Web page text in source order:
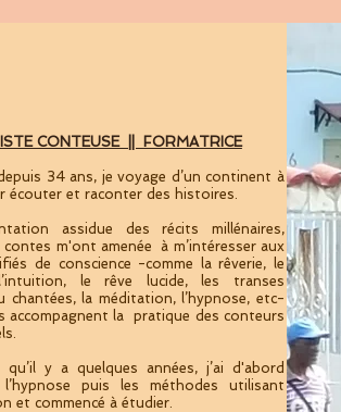
CONTEUSE || FORMATRICE
34 ans, je voyage d’un continent à
écouter et raconter des histoires.
assidue des récits millénaires,
contes m'ont amenée à m’intéresser aux
de conscience -comme la rêverie, le
le rêve lucide, les transes
chantées, la méditation, l’hypnose, etc-
accompagnent la pratique des conteurs
qu’il y a quelques années, j’ai d'abord
l’hypnose puis les méthodes utilisant
et commencé à étudier.